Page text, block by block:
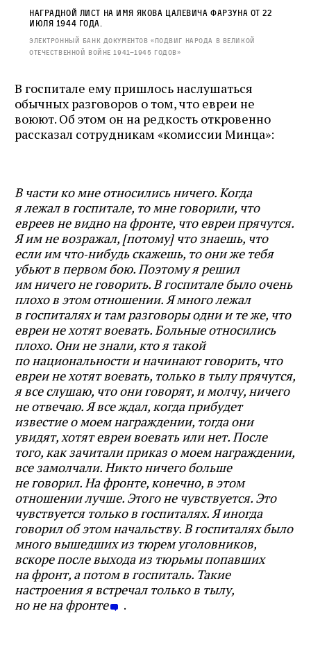
Наградной лист на имя Якова Цалевича Фарзуна от 22
июля 1944 года.
Электронный банк документов «Подвиг народа в Великой
Отечественной войне 1941–1945 годов»
В госпитале ему пришлось наслушаться
обычных разговоров о том, что евреи не
воюют. Об этом он на редкость откровенно
рассказал сотрудникам «комиссии Минца»:
В части ко мне относились ничего. Когда
я лежал в госпитале, то мне говорили, что
евреев не видно на фронте, что евреи прячутся.
Я им не возражал, [потому] что знаешь, что
если им что‑нибудь скажешь, то они же тебя
убьют в первом бою. Поэтому я решил
им ничего не говорить. В госпитале было очень
плохо в этом отношении. Я много лежал
в госпиталях и там разговоры одни и те же, что
евреи не хотят воевать. Больные относились
плохо. Они не знали, кто я такой
по национальности и начинают говорить, что
евреи не хотят воевать, только в тылу прячутся,
я все слушаю, что они говорят, и молчу, ничего
не отвечаю. Я все ждал, когда прибудет
известие о моем награждении, тогда они
увидят, хотят евреи воевать или нет. После
того, как зачитали приказ о моем награждении,
все замолчали. Никто ничего больше
не говорил. На фронте, конечно, в этом
отношении лучше. Этого не чувствуется. Это
чувствуется только в госпиталях. Я иногда
говорил об этом начальству. В госпиталях было
много вышедших из тюрем уголовников,
вскоре после выхода из тюрьмы попавших
на фронт, а потом в госпиталь. Такие
настроения я встречал только в тылу,
но не на фронте
.